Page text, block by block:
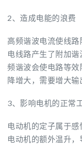
2、造成电能的浪费
高频谐波电流使线
电线路产生了附加
频谐波会使电路等
降增大，需要增大输
3、影响电机的正常
电动机的定子属于
电动机的额外温升